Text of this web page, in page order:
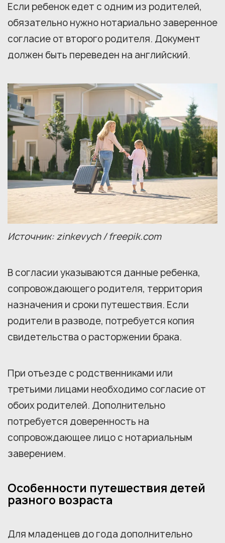
Если ребенок едет с одним из родителей,
обязательно нужно нотариально заверенное
согласие от второго родителя. Документ
должен быть переведен на английский.
Источник: zinkevych / freepik.com
В согласии указываются данные ребенка,
сопровождающего родителя, территория
назначения и сроки путешествия. Если
родители в разводе, потребуется копия
свидетельства о расторжении брака.
При отъезде с родственниками или
третьими лицами необходимо согласие от
обоих родителей. Дополнительно
потребуется доверенность на
сопровождающее лицо с нотариальным
заверением.
Особенности путешествия детей
разного возраста
Для младенцев до года дополнительно